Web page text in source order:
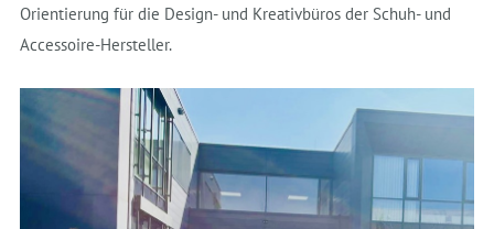
Orientierung für die Design- und Kreativbüros der Schuh- und
Accessoire-Hersteller.